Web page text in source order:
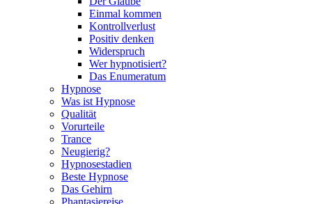
Einmal kommen
Kontrollverlust
Positiv denken
Widerspruch
Wer hypnotisiert?
Das Enumeratum
Hypnose
Was ist Hypnose
Qualität
Vorurteile
Trance
Neugierig?
Hypnosestadien
Beste Hypnose
Das Gehirn
Phantasiereise